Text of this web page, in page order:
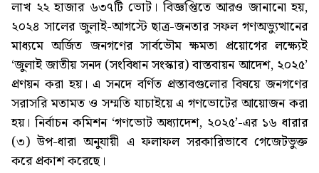
লাখ ২২ হাজার ৬৩৭টি ভোট। বিজ্ঞপ্তিতে আরও জানানো হয়,
২০২৪ সালের জুলাই-আগস্টে ছাত্র-জনতার সফল গণঅভ্যুত্থানের
মাধ্যমে অর্জিত জনগণের সার্বভৌম ক্ষমতা প্রয়োগের লক্ষ্যেই
‘জুলাই জাতীয় সনদ (সংবিধান সংস্কার) বাস্তবায়ন আদেশ, ২০২৫’
প্রণয়ন করা হয়। এ সনদে বর্ণিত প্রস্তাবগুলোর বিষয়ে জনগণের
সরাসরি মতামত ও সম্মতি যাচাইয়ে এ গণভোটের আয়োজন করা
হয়। নির্বাচন কমিশন ‘গণভোট অধ্যাদেশ, ২০২৫’-এর ১৬ ধারার
(৩) উপ-ধারা অনুযায়ী এ ফলাফল সরকারিভাবে গেজেটভুক্ত
করে প্রকাশ করেছে।